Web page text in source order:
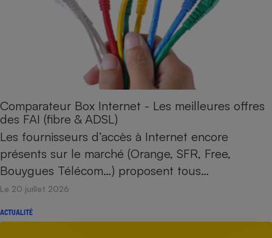
Comparateur Box Internet - Les meilleures offres
des FAI (fibre & ADSL)
Les fournisseurs d’accès à Internet encore
présents sur le marché (Orange, SFR, Free,
Bouygues Télécom…) proposent tous…
Le 20 juillet 2026
ACTUALITÉ
Complément
alimentaire
Assurance emprunteur
Banque
Petit électroménager -
Lave-linge
Téléviseur
Antimoustique